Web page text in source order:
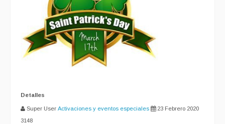
Detalles
Super User Activaciones y eventos especiales
23 Febrero 2020
3148